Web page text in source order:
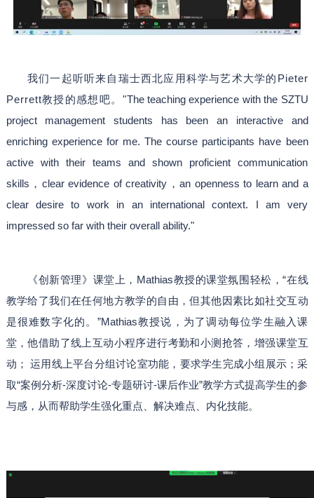
我们一起听听来自瑞士西北应用科学与艺术大学的 Pieter
Perrett教授的感想吧。"The teaching experience with the SZTU
project management students has been an interactive and
enriching experience for me. The course participants have been
active with their teams and shown proficient communication
skills，clear evidence of creativity，an openness to learn and a
clear desire to work in an international context. I am very
impressed so far with their overall ability."
《创新管理》课堂上，Mathias教授的课堂氛围轻松，“在线
教学给了我们在任何地方教学的自由，但其他因素比如社交互动
是很难数字化的。”Mathias教授说，为了调动每位学生融入课
堂，他借助了线上互动小程序进行考勤和小测抢答，增强课堂互
动； 运用线上平台分组讨论室功能，要求学生完成小组展示；采
取“案例分析-深度讨论-专题研讨-课后作业”教学方式提高学生的参
与感，从而帮助学生强化重点、解决难点、内化技能。